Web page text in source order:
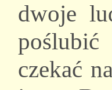
dwoje
czekać